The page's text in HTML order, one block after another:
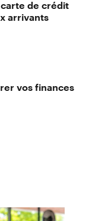
de crédit
arrivants
vos finances